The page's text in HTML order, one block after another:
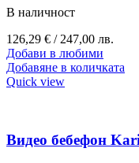
В наличност
126,29 € / 247,00 лв.
Добави в любими
Добавяне в количката
Quick view
Видео бебефон